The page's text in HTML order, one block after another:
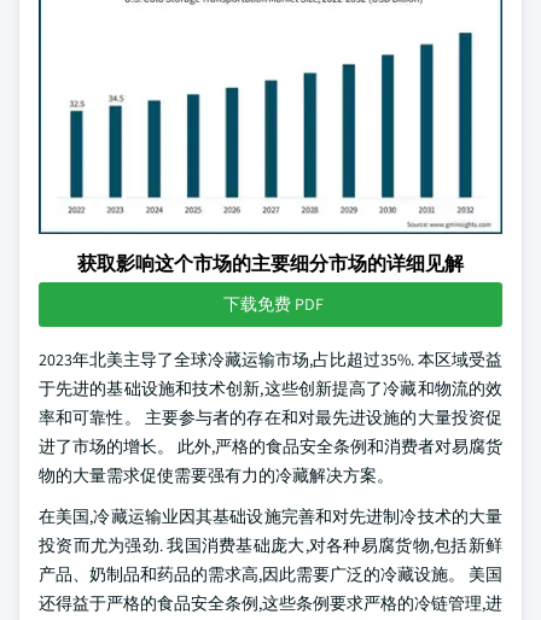
获取影响这个市场的主要细分市场的详细见解
下载免费 PDF
2023年北美主导了全球冷藏运输市场,占比超过35%. 本区域受益
于先进的基础设施和技术创新,这些创新提高了冷藏和物流的效
率和可靠性。 主要参与者的存在和对最先进设施的大量投资促
进了市场的增长。 此外,严格的食品安全条例和消费者对易腐货
物的大量需求促使需要强有力的冷藏解决方案。
在美国,冷藏运输业因其基础设施完善和对先进制冷技术的大量
投资而尤为强劲. 我国消费基础庞大,对各种易腐货物,包括新鲜
产品、奶制品和药品的需求高,因此需要广泛的冷藏设施。 美国
还得益于严格的食品安全条例,这些条例要求严格的冷链管理,进